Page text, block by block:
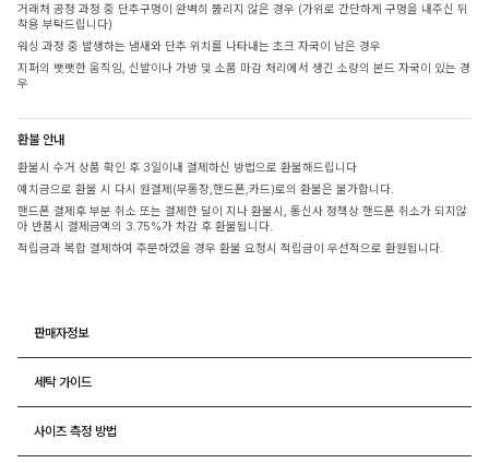
거래처 공정 과정 중 단추구멍이 완벽히 뚫리지 않은 경우 (가위로 간단하게 구멍을 내주신 뒤
착용 부탁드립니다)
워싱 과정 중 발생하는 냄새와 단추 위치를 나타내는 초크 자국이 남은 경우
지퍼의 뻣뻣한 움직임, 신발이나 가방 및 소품 마감 처리에서 생긴 소량의 본드 자국이 있는 경
우
환불 안내
환불시 수거 상품 확인 후 3일이내 결제하신 방법으로 환불해드립니다
예치금으로 환불 시 다시 원결제(무통장,핸드폰,카드)로의 환불은 불가합니다.
핸드폰 결제후 부분 취소 또는 결제한 달이 지나 환불시, 통신사 정책상 핸드폰 취소가 되지않
아 반품시 결제금액의 3.75%가 차감 후 환불됩니다.
적립금과 복합 결제하여 주문하였을 경우 환불 요청시 적립금이 우선적으로 환원됩니다.
판매자정보
세탁 가이드
사이즈 측정 방법